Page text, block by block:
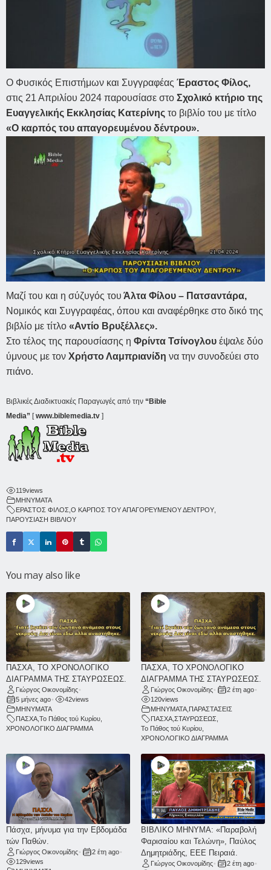
Ο Φυσικός Επιστήμων και Συγγραφέας Έραστος Φίλος,
στις 21 Απριλίου 2024 παρουσίασε στο Σχολικό κτήριο της
Ευαγγελικής Εκκλησίας Κατερίνης το βιβλίο του με τίτλο
«Ο καρπός του απαγορευμένου δέντρου».
Μαζί του και η σύζυγός του Άλτα Φίλου – Πατσαντάρα,
Νομικός και Συγγραφέας, όπου και αναφέρθηκε στο δικό της
βιβλίο με τίτλο «Αντίο Βρυξέλλες».
Στο τέλος της παρουσίασης η Φρίντα Τσίνογλου έψαλε δύο
ύμνους με τον Χρήστο Λαμπριανίδη να την συνοδεύει στο
πιάνο.
Βιβλικές Διαδικτυακές Παραγωγές από την “Bible
Media” [www.biblemedia.tv ]
119views
ΜΗΝΥΜΑΤΑ
ΕΡΑΣΤΟΣ ΦΙΛΟΣ Ο ΚΑΡΠΟΣ ΤΟΥ ΑΠΑΓΟΡΕΥΜΕΝΟΥ ΔΕΝΤΡΟΥ
ΠΑΡΟΥΣΙΑΣΗ ΒΙΒΛΙΟΥ
You may also like
ΠΑΣΧΑ, ΤΟ ΧΡΟΝΟΛΟΓΙΚΟ
ΔΙΑΓΡΑΜΜΑ ΤΗΣ ΣΤΑΥΡΩΣΕΩΣ.
Γιώργος Οικονομίδης•
5 μήνες ago• 42views
ΜΗΝΥΜΑΤΑ
ΠΑΣΧΑ Το Πάθος τού Κυρίου
ΧΡΟΝΟΛΟΓΙΚΟ ΔΙΑΓΡΑΜΜΑ
ΠΑΣΧΑ, ΤΟ ΧΡΟΝΟΛΟΓΙΚΟ
ΔΙΑΓΡΑΜΜΑ ΤΗΣ ΣΤΑΥΡΩΣΕΩΣ.
Γιώργος Οικονομίδης• 2 έτη ago•
120views
ΜΗΝΥΜΑΤΑ ΠΑΡΑΣΤΑΣΕΙΣ
ΠΑΣΧΑ ΣΤΑΥΡΩΣΕΩΣ
Το Πάθος τού Κυρίου
ΧΡΟΝΟΛΟΓΙΚΟ ΔΙΑΓΡΑΜΜΑ
Πάσχα, μήνυμα για την Εβδομάδα
τών Παθών.
Γιώργος Οικονομίδης• 2 έτη ago•
129views
ΒΙΒΛΙΚΟ ΜΗΝΥΜΑ: «Παραβολή
Φαρισαίου και Τελώνη», Παύλος
Δημητριάδης, ΕΕΕ Πειραιά.
Γιώργος Οικονομίδης• 2 έτη ago•